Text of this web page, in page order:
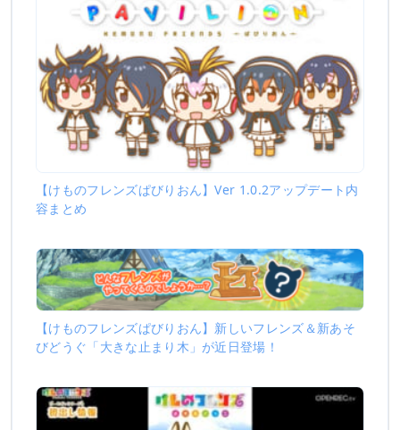
【けものフレンズぱびりおん】Ver 1.0.2アップデート内
容まとめ
【けものフレンズぱびりおん】新しいフレンズ＆新あそ
びどうぐ「大きな止まり木」が近日登場！